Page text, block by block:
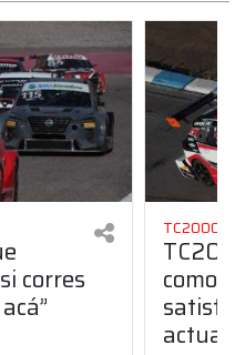
corres
TC2000
como